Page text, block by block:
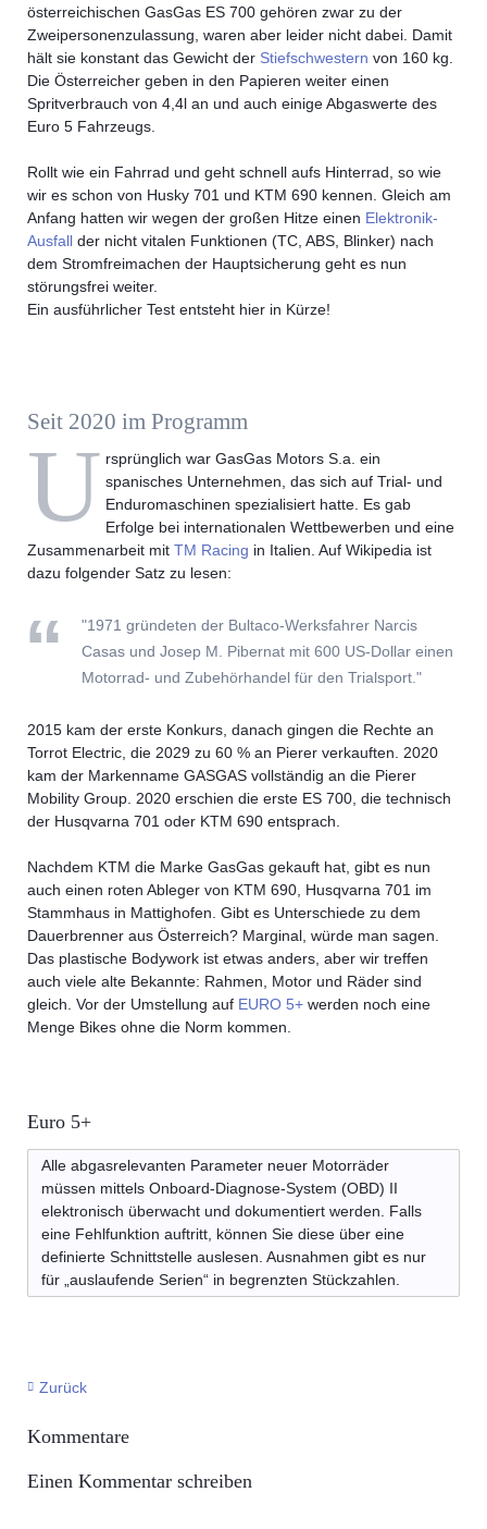
österreichischen GasGas ES 700 gehören zwar zu der
Zweipersonenzulassung, waren aber leider nicht dabei. Damit
hält sie konstant das Gewicht der Stiefschwestern von 160 kg.
Die Österreicher geben in den Papieren weiter einen
Spritverbrauch von 4,4l an und auch einige Abgaswerte des
Euro 5 Fahrzeugs.
Rollt wie ein Fahrrad und geht schnell aufs Hinterrad, so wie
wir es schon von Husky 701 und KTM 690 kennen. Gleich am
Anfang hatten wir wegen der großen Hitze einen Elektronik-
Ausfallder nicht vitalen Funktionen (TC, ABS, Blinker) nach
dem Stromfreimachen der Hauptsicherung geht es nun
störungsfrei weiter.
Ein ausführlicher Test entsteht hier in Kürze!
Seit 2020 im Programm
U rsprünglich war GasGas Motors S.a. ein
spanisches Unternehmen, das sich auf Trial- und
Enduromaschinen spezialisiert hatte. Es gab
Erfolge bei internationalen Wettbewerben und eine
Zusammenarbeit mit TM Racing in Italien. Auf Wikipedia ist
dazu folgender Satz zu lesen:
"1971 gründeten der Bultaco-Werksfahrer Narcis
Casas und Josep M. Pibernat mit 600 US-Dollar einen
Motorrad- und Zubehörhandel für den Trialsport."
2015 kam der erste Konkurs, danach gingen die Rechte an
Torrot Electric, die 2029 zu 60 % an Pierer verkauften. 2020
kam der Markenname GASGAS vollständig an die Pierer
Mobility Group. 2020 erschien die erste ES 700, die technisch
der Husqvarna 701 oder KTM 690 entsprach.
Nachdem KTM die Marke GasGas gekauft hat, gibt es nun
auch einen roten Ableger von KTM 690, Husqvarna 701 im
Stammhaus in Mattighofen. Gibt es Unterschiede zu dem
Dauerbrenner aus Österreich? Marginal, würde man sagen.
Das plastische Bodywork ist etwas anders, aber wir treffen
auch viele alte Bekannte: Rahmen, Motor und Räder sind
gleich. Vor der Umstellung auf EURO 5+werden noch eine
Menge Bikes ohne die Norm kommen.
Euro 5+
Alle abgasrelevanten Parameter neuer Motorräder
müssen mittels Onboard-Diagnose-System (OBD) II
elektronisch überwacht und dokumentiert werden. Falls
eine Fehlfunktion auftritt, können Sie diese über eine
definierte Schnittstelle auslesen. Ausnahmen gibt es nur
für „auslaufende Serien“ in begrenzten Stückzahlen.
Zurück
Kommentare
Einen Kommentar schreiben